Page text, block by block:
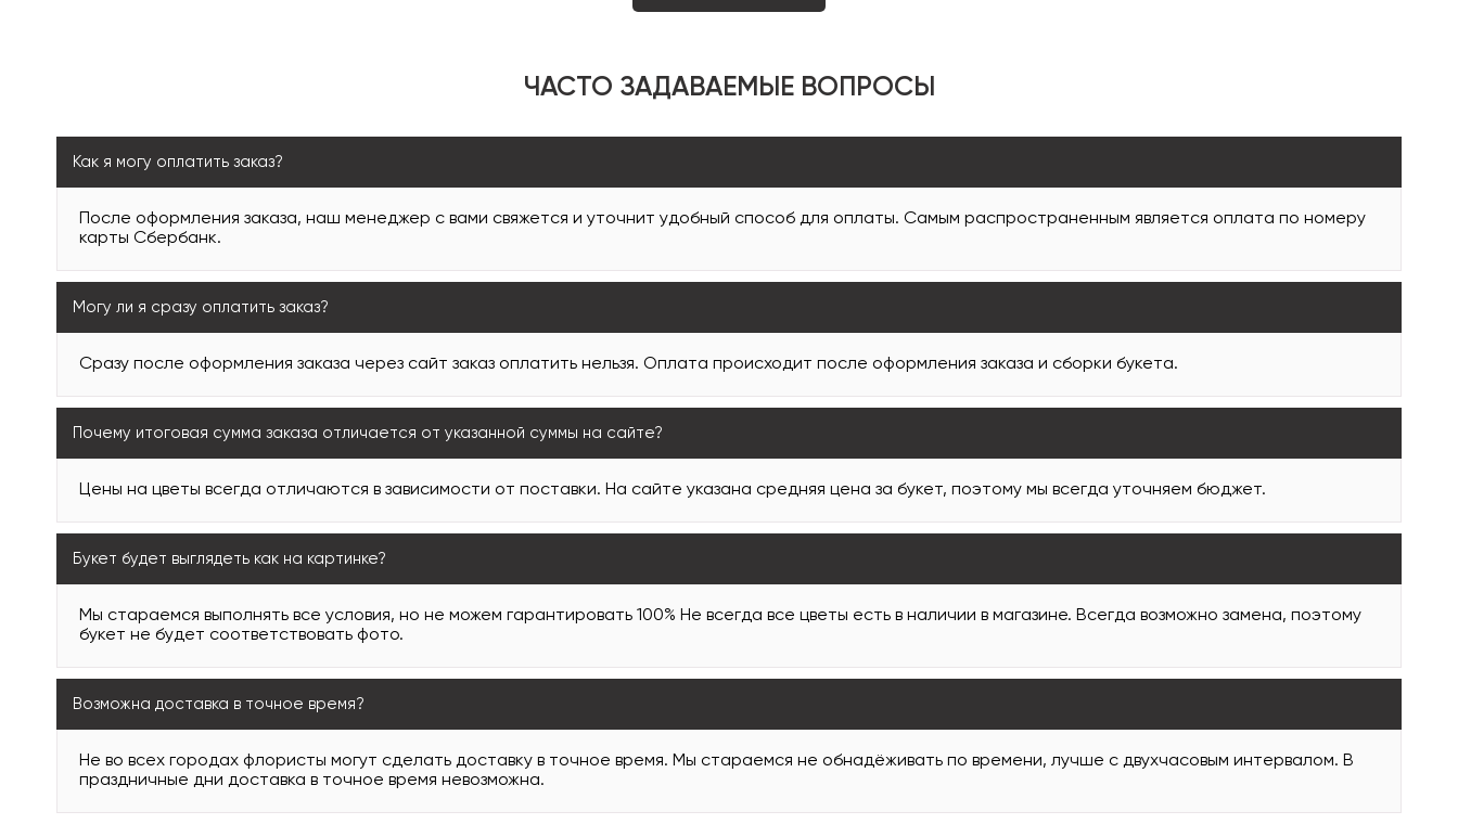
ЧАСТО ЗАДАВАЕМЫЕ ВОПРОСЫ
Как я могу оплатить заказ?
После оформления заказа, наш менеджер с вами свяжется и уточнит удобный способ для оплаты. Самым распространенным является оплата по номеру
карты Сбербанк.
Могу ли я сразу оплатить заказ?
Сразу после оформления заказа через сайт заказ оплатить нельзя. Оплата происходит после оформления заказа и сборки букета.
Почему итоговая сумма заказа отличается от указанной суммы на сайте?
Цены на цветы всегда отличаются в зависимости от поставки. На сайте указана средняя цена за букет, поэтому мы всегда уточняем бюджет.
Букет будет выглядеть как на картинке?
Мы стараемся выполнять все условия, но не можем гарантировать 100% Не всегда все цветы есть в наличии в магазине. Всегда возможно замена, поэтому
букет не будет соответствовать фото.
Возможна доставка в точное время?
Не во всех городах флористы могут сделать доставку в точное время. Мы стараемся не обнадёживать по времени, лучше с двухчасовым интервалом. В
праздничные дни доставка в точное время невозможна.